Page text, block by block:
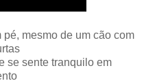
mesmo de um cão com
se sente tranquilo em